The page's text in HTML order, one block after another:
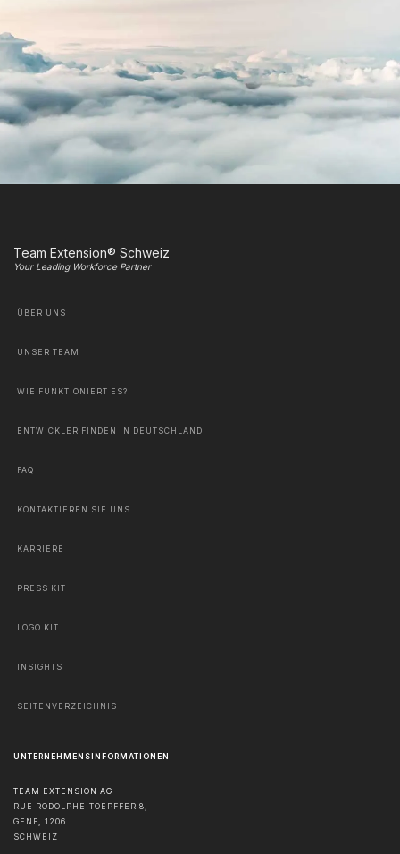
Team Extension® Schweiz
Your Leading Workforce Partner
ÜBER UNS
UNSER TEAM
WIE FUNKTIONIERT ES?
ENTWICKLER FINDEN IN DEUTSCHLAND
FAQ
KONTAKTIEREN SIE UNS
KARRIERE
PRESS KIT
LOGO KIT
INSIGHTS
SEITENVERZEICHNIS
UNTERNEHMENSINFORMATIONEN
TEAM EXTENSION AG
RUE RODOLPHE-TOEPFFER 8,
GENF, 1206
SCHWEIZ